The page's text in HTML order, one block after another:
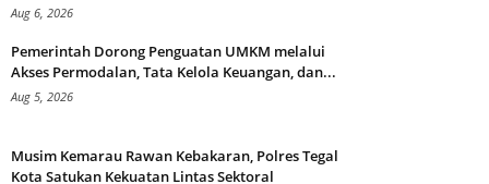
Aug 6, 2026
Pemerintah Dorong Penguatan UMKM melalui
Akses Permodalan, Tata Kelola Keuangan, dan...
Aug 5, 2026
Musim Kemarau Rawan Kebakaran, Polres Tegal
Kota Satukan Kekuatan Lintas Sektoral